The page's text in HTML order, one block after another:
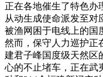
正在各地催生了特色办
从动生成使命派发至对
被渔网困于电线上的国
然而，保守人力巡护正
建君子峰国度级天然区
心的不止堵车，正在武